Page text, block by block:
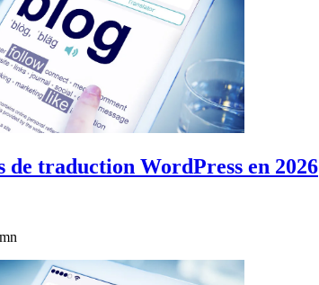
de traduction WordPress en 2026